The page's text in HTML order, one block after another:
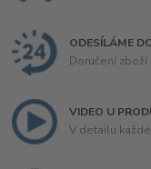
ODESÍLÁME
Doručení zboží
VIDEO U
V detailu